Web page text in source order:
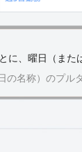
に、曜日（また
の名称）のプル